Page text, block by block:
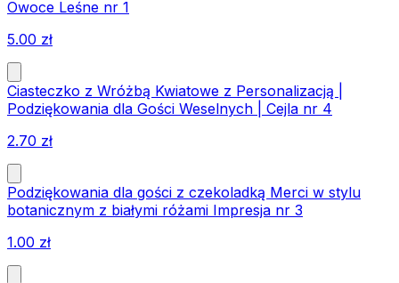
Owoce Leśne nr 1
5.00 zł
Ciasteczko z Wróżbą Kwiatowe z Personalizacją |
Podziękowania dla Gości Weselnych | Cejla nr 4
2.70 zł
Podziękowania dla gości z czekoladką Merci w stylu
botanicznym z białymi różami Impresja nr 3
1.00 zł